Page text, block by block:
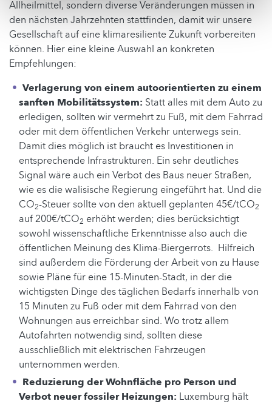
Allheilmittel, sondern diverse Veränderungen müssen in
den nächsten Jahrzehnten stattfinden, damit wir unsere
Gesellschaft auf eine klimaresiliente Zukunft vorbereiten
können. Hier eine kleine Auswahl an konkreten
Empfehlungen:
Verlagerung von einem autoorientierten zu einem
sanften Mobilitätssystem: Statt alles mit dem Auto zu
erledigen, sollten wir vermehrt zu Fuß, mit dem Fahrrad
oder mit dem öffentlichen Verkehr unterwegs sein.
Damit dies möglich ist braucht es Investitionen in
entsprechende Infrastrukturen. Ein sehr deutliches
Signal wäre auch ein Verbot des Baus neuer Straßen,
wie es die walisische Regierung eingeführt hat. Und die
CO2-Steuer sollte von den aktuell geplanten 45€/tCO2
auf 200€/tCO2 erhöht werden; dies berücksichtigt
sowohl wissenschaftliche Erkenntnisse also auch die
öffentlichen Meinung des Klima-Biergerrots. Hilfreich
sind außerdem die Förderung der Arbeit von zu Hause
sowie Pläne für eine 15-Minuten-Stadt, in der die
wichtigsten Dinge des täglichen Bedarfs innerhalb von
15 Minuten zu Fuß oder mit dem Fahrrad von den
Wohnungen aus erreichbar sind. Wo trotz allem
Autofahrten notwendig sind, sollten diese
ausschließlich mit elektrischen Fahrzeugen
unternommen werden.
Reduzierung der Wohnfläche pro Person und
Verbot neuer fossiler Heizungen: Luxemburg hält